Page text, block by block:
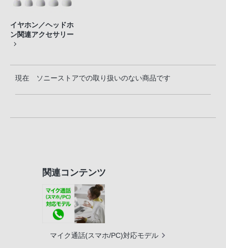
イヤホン／ヘッドホ
ン関連アクセサリー
現在 ソニーストアでの取り扱いのない商品です
関連コンテンツ
マイク通話(スマホ/PC)対応モデル